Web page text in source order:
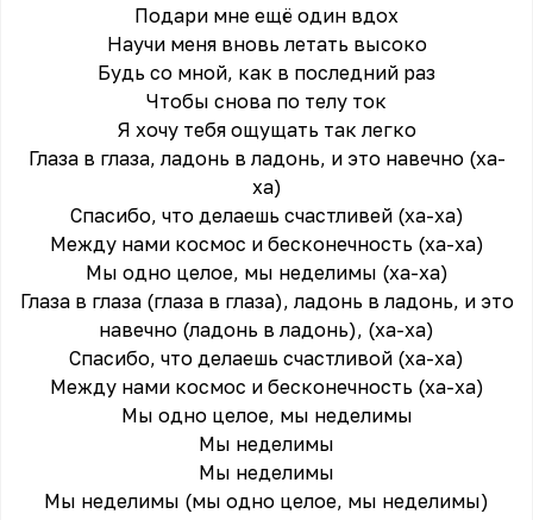
Подари мне ещё один вдох
Научи меня вновь летать высоко
Будь со мной, как в последний раз
Чтобы снова по телу ток
Я хочу тебя ощущать так легко
Глаза в глаза, ладонь в ладонь, и это навечно (ха-
ха)
Спасибо, что делаешь счастливей (ха-ха)
Между нами космос и бесконечность (ха-ха)
Мы одно целое, мы неделимы (ха-ха)
Глаза в глаза (глаза в глаза), ладонь в ладонь, и это
навечно (ладонь в ладонь), (ха-ха)
Спасибо, что делаешь счастливой (ха-ха)
Между нами космос и бесконечность (ха-ха)
Мы одно целое, мы неделимы
Мы неделимы
Мы неделимы
Мы неделимы (мы одно целое, мы неделимы)